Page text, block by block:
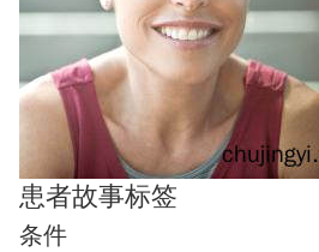
患者故事标签
条件